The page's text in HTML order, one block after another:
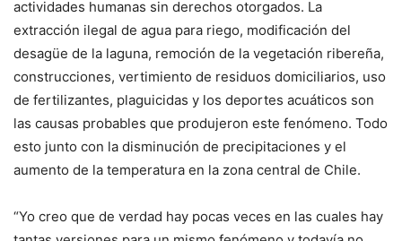
actividades humanas sin derechos otorgados. La
extracción ilegal de agua para riego, modificación del
desagüe de la laguna, remoción de la vegetación ribereña,
construcciones, vertimiento de residuos domiciliarios, uso
de fertilizantes, plaguicidas y los deportes acuáticos son
las causas probables que produjeron este fenómeno. Todo
esto junto con la disminución de precipitaciones y el
aumento de la temperatura en la zona central de Chile.
“Yo creo que de verdad hay pocas veces en las cuales hay